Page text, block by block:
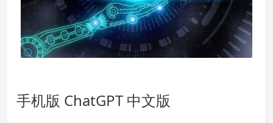
手机版 ChatGPT 中文版